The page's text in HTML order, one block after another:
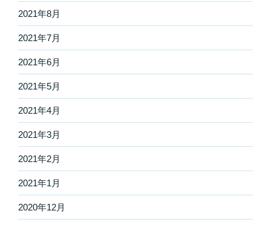
2021年8月
2021年7月
2021年6月
2021年5月
2021年4月
2021年3月
2021年2月
2021年1月
2020年12月